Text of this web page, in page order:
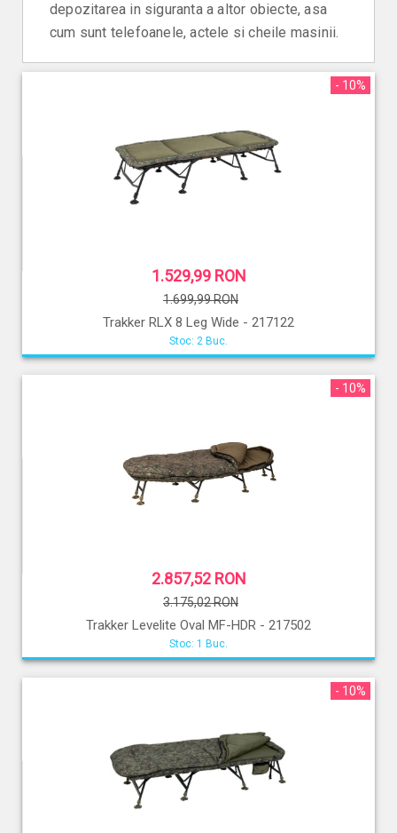
depozitarea in siguranta a altor obiecte, asa
cum sunt telefoanele, actele si cheile masinii.
- 10%
1.529,99 RON
1.699,99 RON
Trakker RLX 8 Leg Wide - 217122
Stoc: 2 Buc.
- 10%
2.857,52 RON
3.175,02 RON
Trakker Levelite Oval MF-HDR - 217502
Stoc: 1 Buc.
- 10%